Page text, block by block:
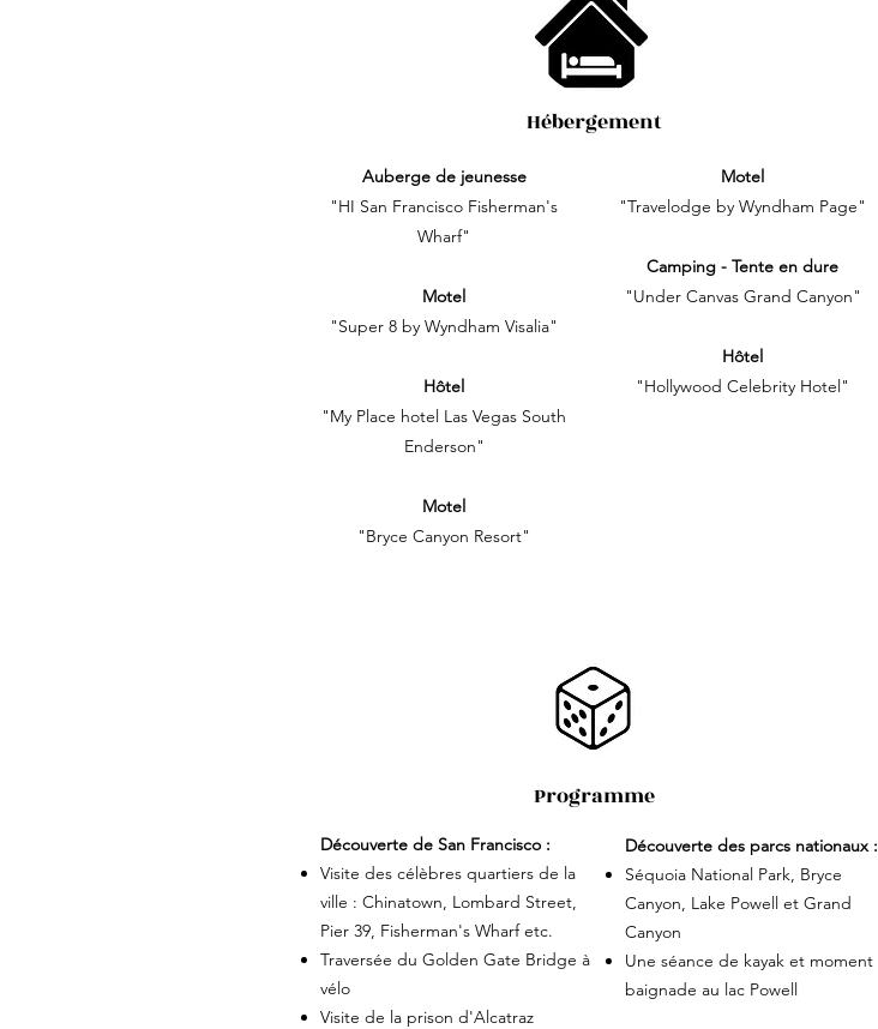
Hébergement
Auberge de jeunesse
"HI San Francisco Fisherman's
Wharf"
Motel
"Super 8 by Wyndham Visalia"
Hôtel
"My Place hotel Las Vegas South
Enderson"
Motel
"Bryce Canyon Resort"
Motel
"Travelodge by Wyndham Page"
Camping - Tente en dure
"Under Canvas Grand Canyon"
Hôtel
"Hollywood Celebrity Hotel"
Programme
Découverte de San Francisco :
Visite des célèbres quartiers de la
ville : Chinatown, Lombard Street,
Pier 39, Fisherman's Wharf etc.
Traversée du Golden Gate Bridge à
vélo
Visite de la prison d'Alcatraz
Découverte des parcs nationaux :
Séquoia National Park, Bryce
Canyon, Lake Powell et Grand
Canyon
Une séance de kayak et moment
baignade au lac Powell